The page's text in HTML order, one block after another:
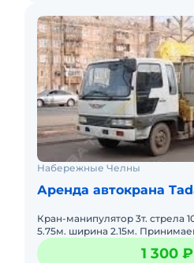
Набережные Челны
Аренда автокрана
Кран-манипулятор 3т. стрела
5.75м. ширина 2.15м. Принимаем заявки в любое
время.
1 300 ₽